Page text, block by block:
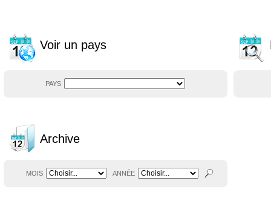
Voir un pays
PAYS
Archive
MOIS ANNÉE